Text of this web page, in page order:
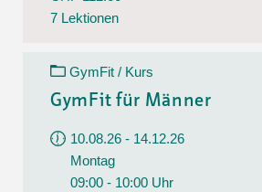
7 Lektionen
GymFit / Kurs
GymFit für Männer
10.08.26 - 14.12.26
Montag
09:00 - 10:00 Uhr